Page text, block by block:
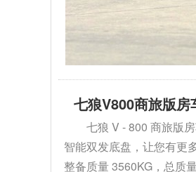
七狼V800商旅版
七狼 V - 800 商旅版
智能双发底盘，让您有更
整备质量 3560KG，总质